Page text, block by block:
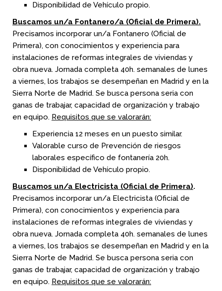
Disponibilidad de Vehículo propio.
Buscamos un/a Fontanero/a (Oficial de Primera).
Precisamos incorporar un/a Fontanero (Oficial de
Primera), con conocimientos y experiencia para
instalaciones de reformas integrales de viviendas y
obra nueva. Jornada completa 40h. semanales de lunes
a viernes, los trabajos se desempeñan en Madrid y en la
Sierra Norte de Madrid. Se busca persona seria con
ganas de trabajar, capacidad de organización y trabajo
en equipo. Requisitos que se valorarán:
Experiencia 12 meses en un puesto similar.
Valorable curso de Prevención de riesgos
laborales específico de fontanería 20h.
Disponibilidad de Vehículo propio.
Buscamos un/a Electricista (Oficial de Primera).
Precisamos incorporar un/a Electricista (Oficial de
Primera), con conocimientos y experiencia para
instalaciones de reformas integrales de viviendas y
obra nueva. Jornada completa 40h. semanales de lunes
a viernes, los trabajos se desempeñan en Madrid y en la
Sierra Norte de Madrid. Se busca persona seria con
ganas de trabajar, capacidad de organización y trabajo
en equipo. Requisitos que se valorarán: